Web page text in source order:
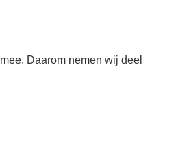
Daarom nemen wij deel